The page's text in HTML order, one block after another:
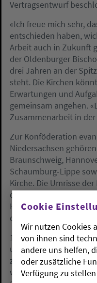
Vertragsentwurf
«Ich freue mich sehr,
entschieden haben,
Arbeit auch in Zukunft
der Oldenburger
drei Jahren an der
steht. Die Kirchen
Erwartungen und
gemeinsam angehen.
Zusammenarbeit in
Zur Konföderation
Niedersachsen
Braunschweig,
Schaumburg-Lippe
Kirche. Die Umrisse
die Grenzen der alten
Hannover, Oldenburg
denen 1946 das Land
1971 gründeten die
um ihre Interessen
zu vertreten und
wahrzunehmen. Sie
Cookie
Wir nutzen Cookies
von ihnen sind
andere uns helfen,
oder zusätzliche
Verfügung zu stellen